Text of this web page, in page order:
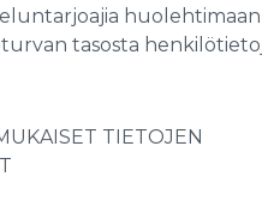
huolehtimaan
tasosta
TIETOJEN